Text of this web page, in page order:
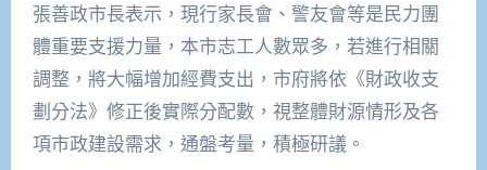
張善政市長表示，現行家長會、警友會等是民力團
體重要支援力量，本市志工人數眾多，若進行相關
調整，將大幅增加經費支出，市府將依《財政收支
劃分法》修正後實際分配數，視整體財源情形及各
項市政建設需求，通盤考量，積極研議。